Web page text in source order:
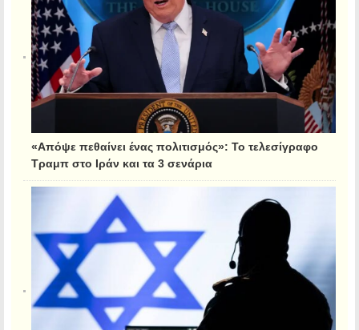
«Απόψε πεθαίνει ένας πολιτισμός»: Το τελεσίγραφο
Τραμπ στο Ιράν και τα 3 σενάρια